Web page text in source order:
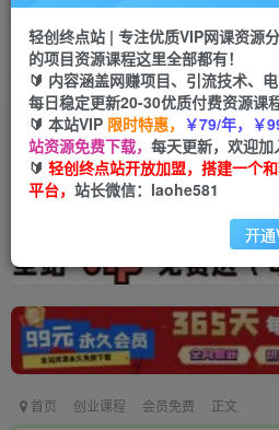
投稿专区 免费
教程必须完整详细
首页 创业课程 会员免费 正文
轻创终点站 | 专注优质VIP网课资源
的项目资源课程这里全部都有！
🔰 内容涵盖网赚项目、引流技术、
每日稳定更新20-30优质付费资源课程
🔰 本站VIP 限时特惠， ￥79/年，￥
站资源免费下载， 每天更新，欢迎加
🔰 轻创终点站开放加盟，搭建一个
平台， 站长微信：laohe581
开通